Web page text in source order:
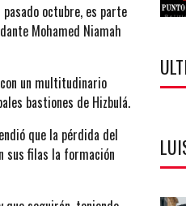
octubre, es parte
Mohamed Niamah
un multitudinario
bastiones de Hizbulá.
que la pérdida del
sus filas la formación